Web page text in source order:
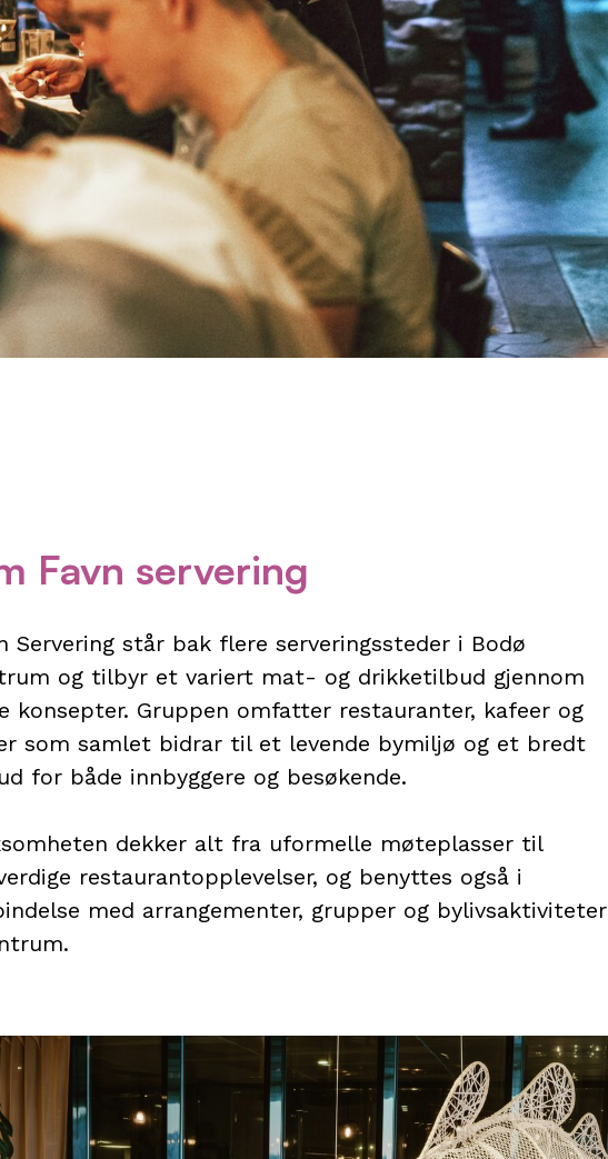
Favn servering
Servering står bak flere serveringssteder i Bodø
og tilbyr et variert mat- og drikketilbud gjennom
konsepter. Gruppen omfatter restauranter, kafeer og
som samlet bidrar til et levende bymiljø og et bredt
for både innbyggere og besøkende.
dekker alt fra uformelle møteplasser til
restaurantopplevelser, og benyttes også i
med arrangementer, grupper og bylivsaktiviteter